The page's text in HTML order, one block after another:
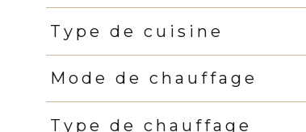
Type de cuisine
Mode de chauffage
Type de chauffage